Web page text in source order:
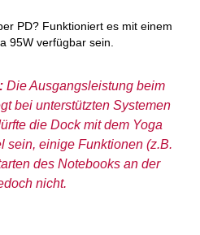
PD? Funktioniert es mit einem
95W verfügbar sein.
Die Ausgangsleistung beim
bei unterstützten Systemen
die Dock mit dem Yoga
sein, einige Funktionen (z.B.
des Notebooks an der
nicht.